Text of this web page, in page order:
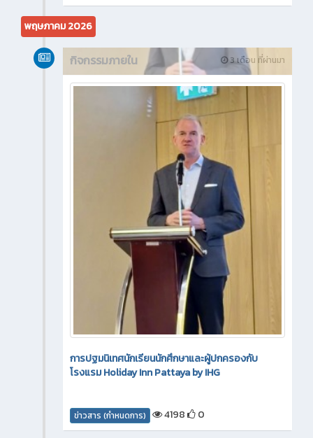
พฤษภาคม 2026
3 เดือน ที่ผ่านมา
กิจกรรมภายใน
การปฐมนิเทศนักเรียนนักศึกษาและผู้ปกครองกับ
โรงแรม Holiday Inn Pattaya by IHG
ข่าวสาร (กำหนดการ) 4198 0